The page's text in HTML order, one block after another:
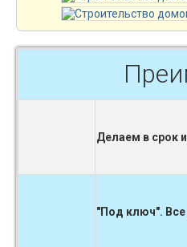
Делаем в срок
"Под ключ".